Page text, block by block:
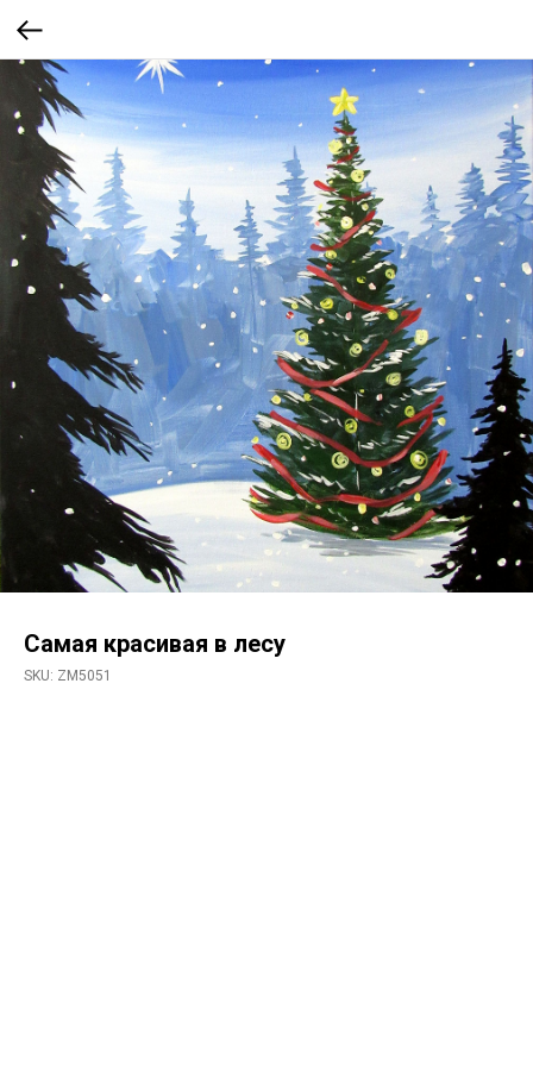
Самая красивая в лесу
SKU: ZM5051